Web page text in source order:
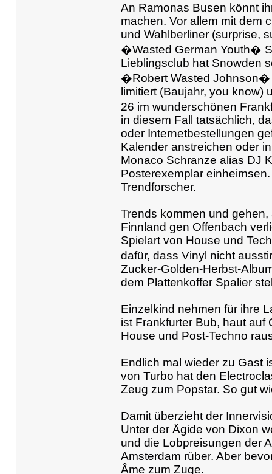
An Ramonas Busen könnt
machen. Vor allem mit dem
und Wahlberliner (surprise,
�Wasted German Youth�
Lieblingsclub hat Snowden
�Robert Wasted Johnson�
limitiert (Baujahr, you know)
26 im wunderschönen
in diesem Fall tatsächlich,
oder Internetbestellungen
Kalender anstreichen oder
Monaco Schranze alias DJ
Posterexemplar
Trendforscher.
Trends kommen und
Finnland gen Offenbach
Spielart von House und
dafür, dass Vinyl nicht
Zucker-Golden-Herbst-
dem Plattenkoffer Spalier
Einzelkind nehmen für ihre
ist Frankfurter Bub, haut auf
House und Post-Techno
Endlich mal wieder zu Gast
von Turbo hat den
Zeug zum Popstar. So gut
Damit überzieht der
Unter der Ägide von Dixon
und die Lobpreisungen der
Amsterdam rüber. Aber
Âme zum Zuge.